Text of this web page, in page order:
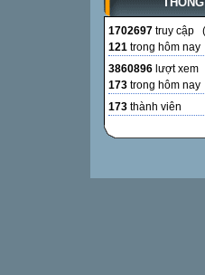
1702697 truy cập (
121 trong hôm nay
3860896 lượt xem
173 trong hôm nay
173 thành viên